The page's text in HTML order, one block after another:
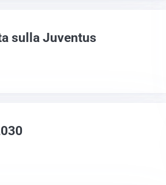
sulla Juventus